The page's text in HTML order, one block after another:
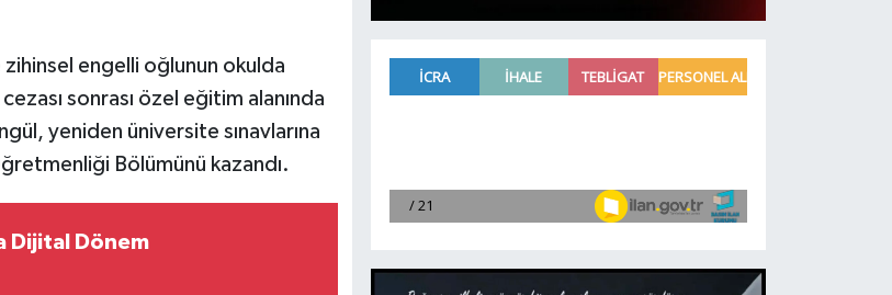
zihinsel engelli oğlunun okulda
sonrası özel eğitim alanında
yeniden üniversite sınavlarına
Bölümünü kazandı.
Dijital Dönem